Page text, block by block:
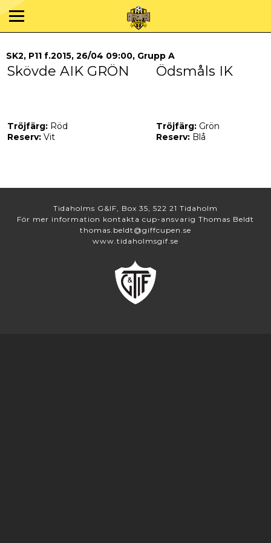
SK2, P11 f.2015, 26/04 09:00, Grupp A
Skövde AIK GRÖN Ödsmåls IK
Tröjfärg: Röd
Reserv: Vit
Tröjfärg: Grön
Reserv: Blå
Tidaholms G&IF, Box 35, 522 21 Tidaholm
För mer information kontakta cup-ansvarig Thomas Beldt
thomas.beldt@giffcupen.se
www.tidaholmsgif.se